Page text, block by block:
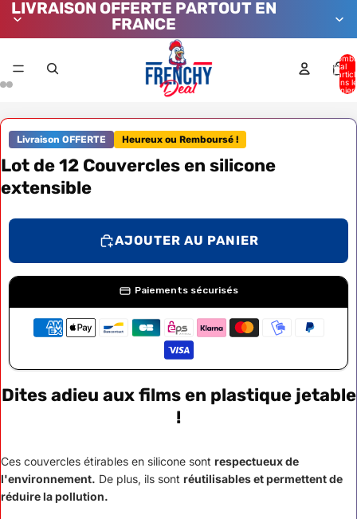
LIVRAISON OFFERTE PARTOUT EN
FRANCE
total
dans le
Livraison OFFERTE Heureux ou Remboursé !
Lot de 12 Couvercles en silicone
extensible
AJOUTER AU PANIER
Paiements sécurisés
Dites adieu aux films en plastique jetable
!
Ces couvercles étirables en silicone sont respectueux de
l'environnement. De plus, ils sont réutilisables et permettent de
réduire la pollution.